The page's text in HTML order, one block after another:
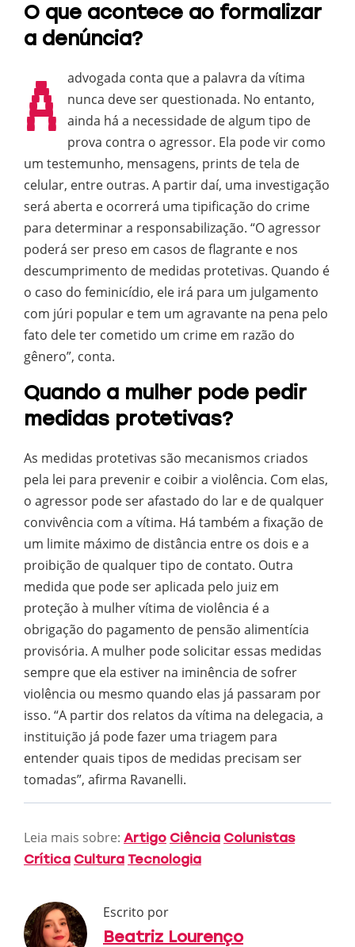
O que acontece ao formalizar
a denúncia?
A
advogada conta que a palavra da vítima
nunca deve ser questionada. No entanto,
ainda há a necessidade de algum tipo de
prova contra o agressor. Ela pode vir como
um testemunho, mensagens, prints de tela de
celular, entre outras. A partir daí, uma investigação
será aberta e ocorrerá uma tipificação do crime
para determinar a responsabilização. “O agressor
poderá ser preso em casos de flagrante e nos
descumprimento de medidas protetivas. Quando é
o caso do feminicídio, ele irá para um julgamento
com júri popular e tem um agravante na pena pelo
fato dele ter cometido um crime em razão do
gênero”, conta.
Quando a mulher pode pedir
medidas protetivas?
As medidas protetivas são mecanismos criados
pela lei para prevenir e coibir a violência. Com elas,
o agressor pode ser afastado do lar e de qualquer
convivência com a vítima. Há também a fixação de
um limite máximo de distância entre os dois e a
proibição de qualquer tipo de contato. Outra
medida que pode ser aplicada pelo juiz em
proteção à mulher vítima de violência é a
obrigação do pagamento de pensão alimentícia
provisória. A mulher pode solicitar essas medidas
sempre que ela estiver na iminência de sofrer
violência ou mesmo quando elas já passaram por
isso. “A partir dos relatos da vítima na delegacia, a
instituição já pode fazer uma triagem para
entender quais tipos de medidas precisam ser
tomadas”, afirma Ravanelli.
Leia mais sobre: Artigo Ciência Colunistas
Crítica Cultura Tecnologia
Escrito por
Beatriz Lourenço